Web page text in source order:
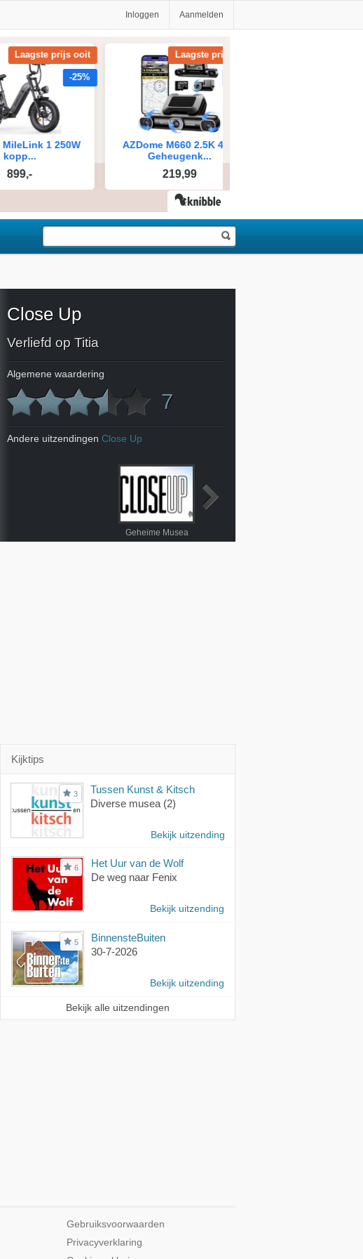
Inloggen Aanmelden
Close Up
Verliefd op Titia
Algemene waardering
7
Andere uitzendingen Close Up
Geheime Musea
Kijktips
3
Tussen Kunst & Kitsch
Diverse musea (2)
Bekijk uitzending
6
Het Uur van de Wolf
De weg naar Fenix
Bekijk uitzending
5
BinnensteBuiten
30-7-2026
Bekijk uitzending
Bekijk alle uitzendingen
Gebruiksvoorwaarden
Privacyverklaring